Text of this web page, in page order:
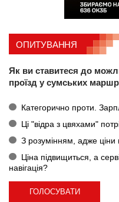
ОПИТУВАННЯ
Як ви ставитеся до
проїзд у сумських
Категорично проти.
Ці "відра з цвяхами"
З розумінням, адже ціни
Ціна підвищиться, а
навігація?